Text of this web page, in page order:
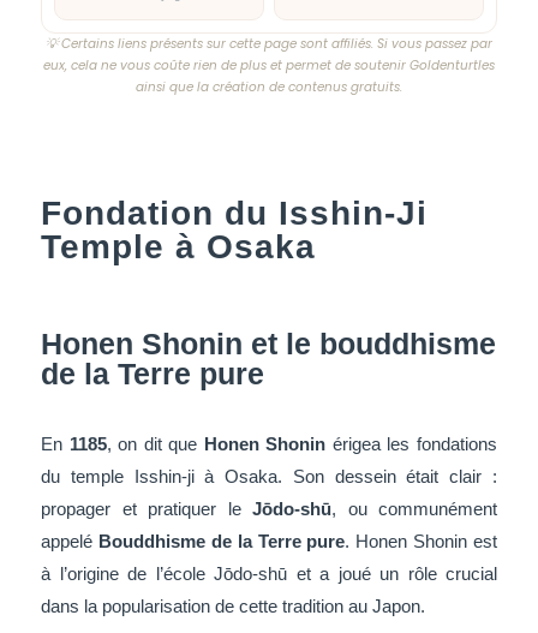
💡 Certains liens présents sur cette page sont affiliés. Si vous passez par
eux, cela ne vous coûte rien de plus et permet de soutenir Goldenturtles
ainsi que la création de contenus gratuits.
Fondation du Isshin-Ji
Temple à Osaka
Honen Shonin et le bouddhisme
de la Terre pure
En 1185, on dit que Honen Shonin érigea les fondations
du temple Isshin-ji à Osaka. Son dessein était clair :
propager et pratiquer le Jōdo-shū, ou communément
appelé Bouddhisme de la Terre pure. Honen Shonin est
à l’origine de l’école Jōdo-shū et a joué un rôle crucial
dans la popularisation de cette tradition au Japon.